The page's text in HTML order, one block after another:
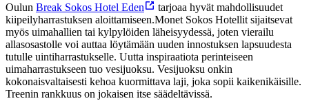
Oulun Break Sokos Hotel Eden
tarjoaa hyvät mahdollisuudet
kiipeilyharrastuksen aloittamiseen.Monet Sokos Hotellit sijaitsevat
myös uimahallien tai kylpylöiden läheisyydessä, joten vierailu
allasosastolle voi auttaa löytämään uuden innostuksen lapsuudesta
tutulle uintiharrastukselle. Uutta inspiraatiota perinteiseen
uimaharrastukseen tuo vesijuoksu. Vesijuoksu onkin
kokonaisvaltaisesti kehoa kuormittava laji, joka sopii kaikenikäisille.
Treenin rankkuus on jokaisen itse säädeltävissä.